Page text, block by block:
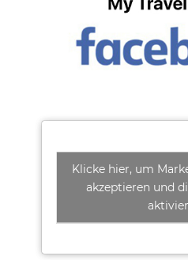
Klicke hier, um
akzeptieren und